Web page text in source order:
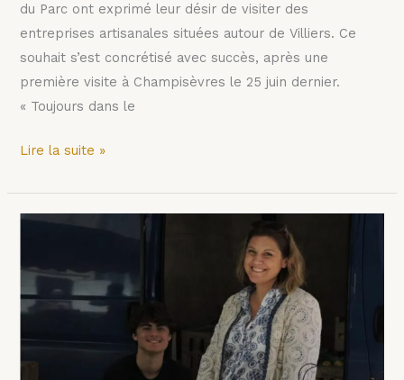
du Parc ont exprimé leur désir de visiter des
entreprises artisanales situées autour de Villiers. Ce
souhait s’est concrétisé avec succès, après une
première visite à Champisèvres le 25 juin dernier.
« Toujours dans le
Lire la suite »
Le
en
fête
à
Coulonges-